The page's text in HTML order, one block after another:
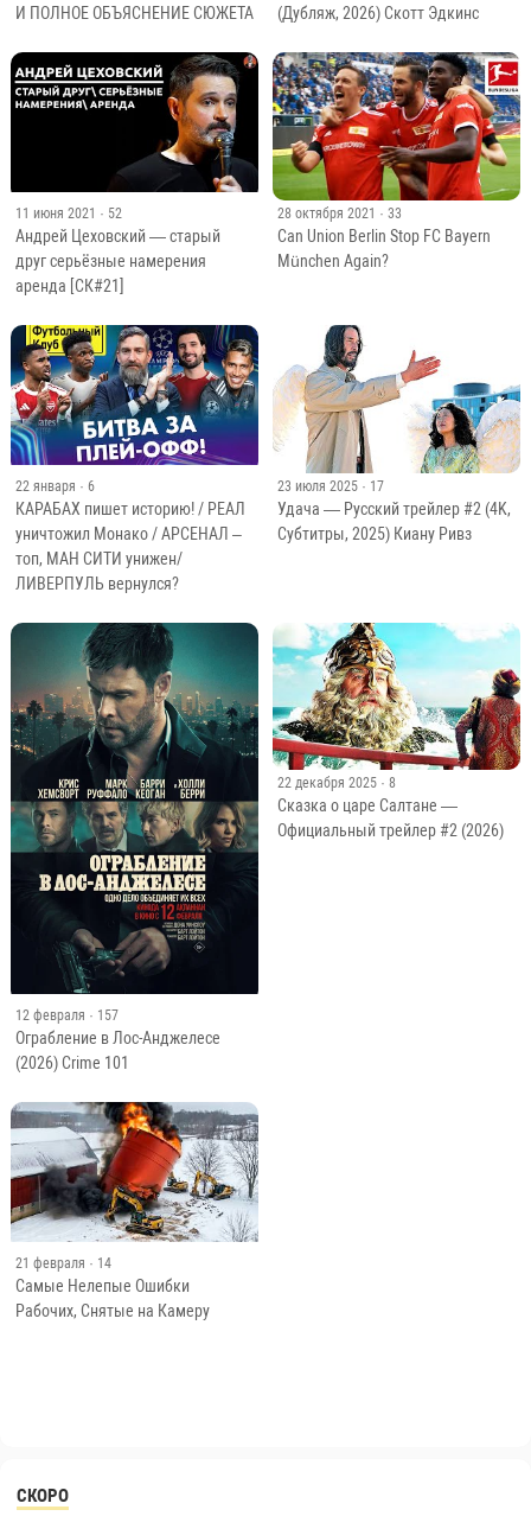
И ПОЛНОЕ ОБЪЯСНЕНИЕ СЮЖЕТА
(Дубляж, 2026) Скотт Эдкинс
11 июня 2021 · 52
Андрей Цеховский — старый
друг серьёзные намерения
аренда [СК#21]
28 октября 2021 · 33
Can Union Berlin Stop FC Bayern
München Again?
22 января · 6
КАРАБАХ пишет историю! / РЕАЛ
уничтожил Монако / АРСЕНАЛ –
топ, МАН СИТИ унижен/
ЛИВЕРПУЛЬ вернулся?
23 июля 2025 · 17
Удача — Русский трейлер #2 (4K,
Субтитры, 2025) Киану Ривз
12 февраля · 157
Ограбление в Лос-Анджелесе
(2026) Crime 101
22 декабря 2025 · 8
Сказка о царе Салтане —
Официальный трейлер #2 (2026)
21 февраля · 14
Самые Нелепые Ошибки
Рабочих, Снятые на Камеру
СКОРО